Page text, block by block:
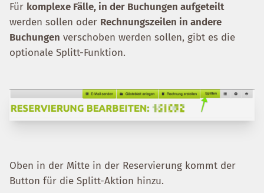
Für komplexe Fälle, in der Buchungen aufgeteilt
werden sollen oder Rechnungszeilen in andere
Buchungen verschoben werden sollen, gibt es die
optionale Splitt-Funktion.
Oben in der Mitte in der Reservierung kommt der
Button für die Splitt-Aktion hinzu.